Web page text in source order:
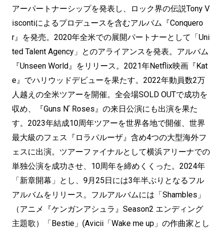
アーパートナーシップを発表し、ロック界の伝説Tony V
iscontiによるプロデュースを含むアルバム『Conquero
r』を発売。2020年全米での展開パートナーとして「Uni
ted Talent Agency」とのアライアンスを発表。アルバム
『Unseen World』をリリース。2021年Netflix映画『Kat
e』でハリウッドデビューを果たす。2022年動員数2万
人越えの全米ツアーを開催。全会場SOLD OUTで成功を
収め、『Guns Nʼ Roses』の来日公演にも出演を果た
す。2023年結成10周年ツアーを世界各地で開催、世界
最大級のフェス『ロラパルーザ』含め4つの大型海外フ
ェスに出演。ツアーファイナルとして横浜アリーナでの
単独公演を成功させ、10周年を締めくくった。2024年
「新章開幕」とし、9月25日には3年半ぶりとなるフル
アルバムをリリース。フルアルバムには「Shambles」
（アニメ『ケンガンアシュラ』Season2 エンディング
主題歌）「Bestie」(Avicii「Wake me up」の作曲家とし